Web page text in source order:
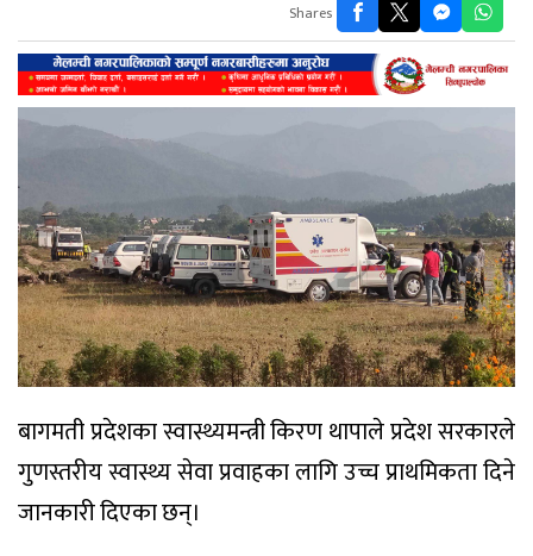
Shares
बागमती प्रदेशका स्वास्थ्यमन्त्री किरण थापाले प्रदेश सरकारले
गुणस्तरीय स्वास्थ्य सेवा प्रवाहका लागि उच्च प्राथमिकता दिने
जानकारी दिएका छन्।